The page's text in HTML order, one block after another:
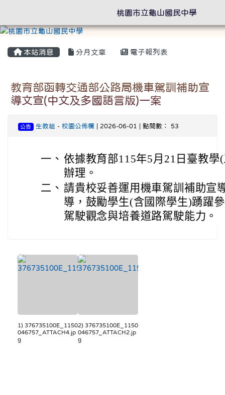
本站消息 分月文章 電子報列表
教育部函轉交通部公路局機車駕訓補助宣
導文宣(中文及多國語言版)一案
公告 生教組 - 校園公佈欄 | 2026-06-01 | 點閱數： 53
一、 依據教育部115年5月21日臺教學
辦理。
二、 請貴校妥善運用機車駕訓補助宣
導，鼓勵學生(含國際學生)踴躍
駕駛觀念與培養道路駕駛能力。
1) 376735100E_1150
046757_ATTACH4.jp
g
2) 376735100E_1150
046757_ATTACH2.jp
g
桃園市立龜山國民中學